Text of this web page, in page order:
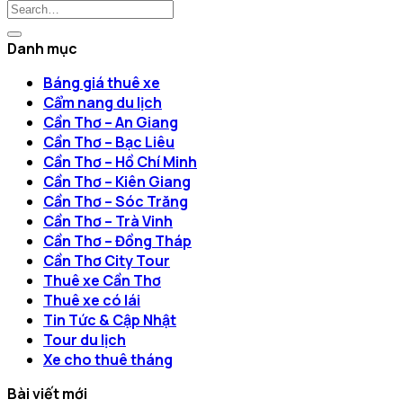
Danh mục
Báng giá thuê xe
Cẩm nang du lịch
Cần Thơ – An Giang
Cần Thơ – Bạc Liêu
Cần Thơ – Hồ Chí Minh
Cần Thơ – Kiên Giang
Cần Thơ – Sóc Trăng
Cần Thơ – Trà Vinh
Cần Thơ – Đồng Tháp
Cần Thơ City Tour
Thuê xe Cần Thơ
Thuê xe có lái
Tin Tức & Cập Nhật
Tour du lịch
Xe cho thuê tháng
Bài viết mới